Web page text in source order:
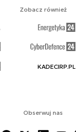
Obserwuj nas
Zobacz również
KADECIRP.PL